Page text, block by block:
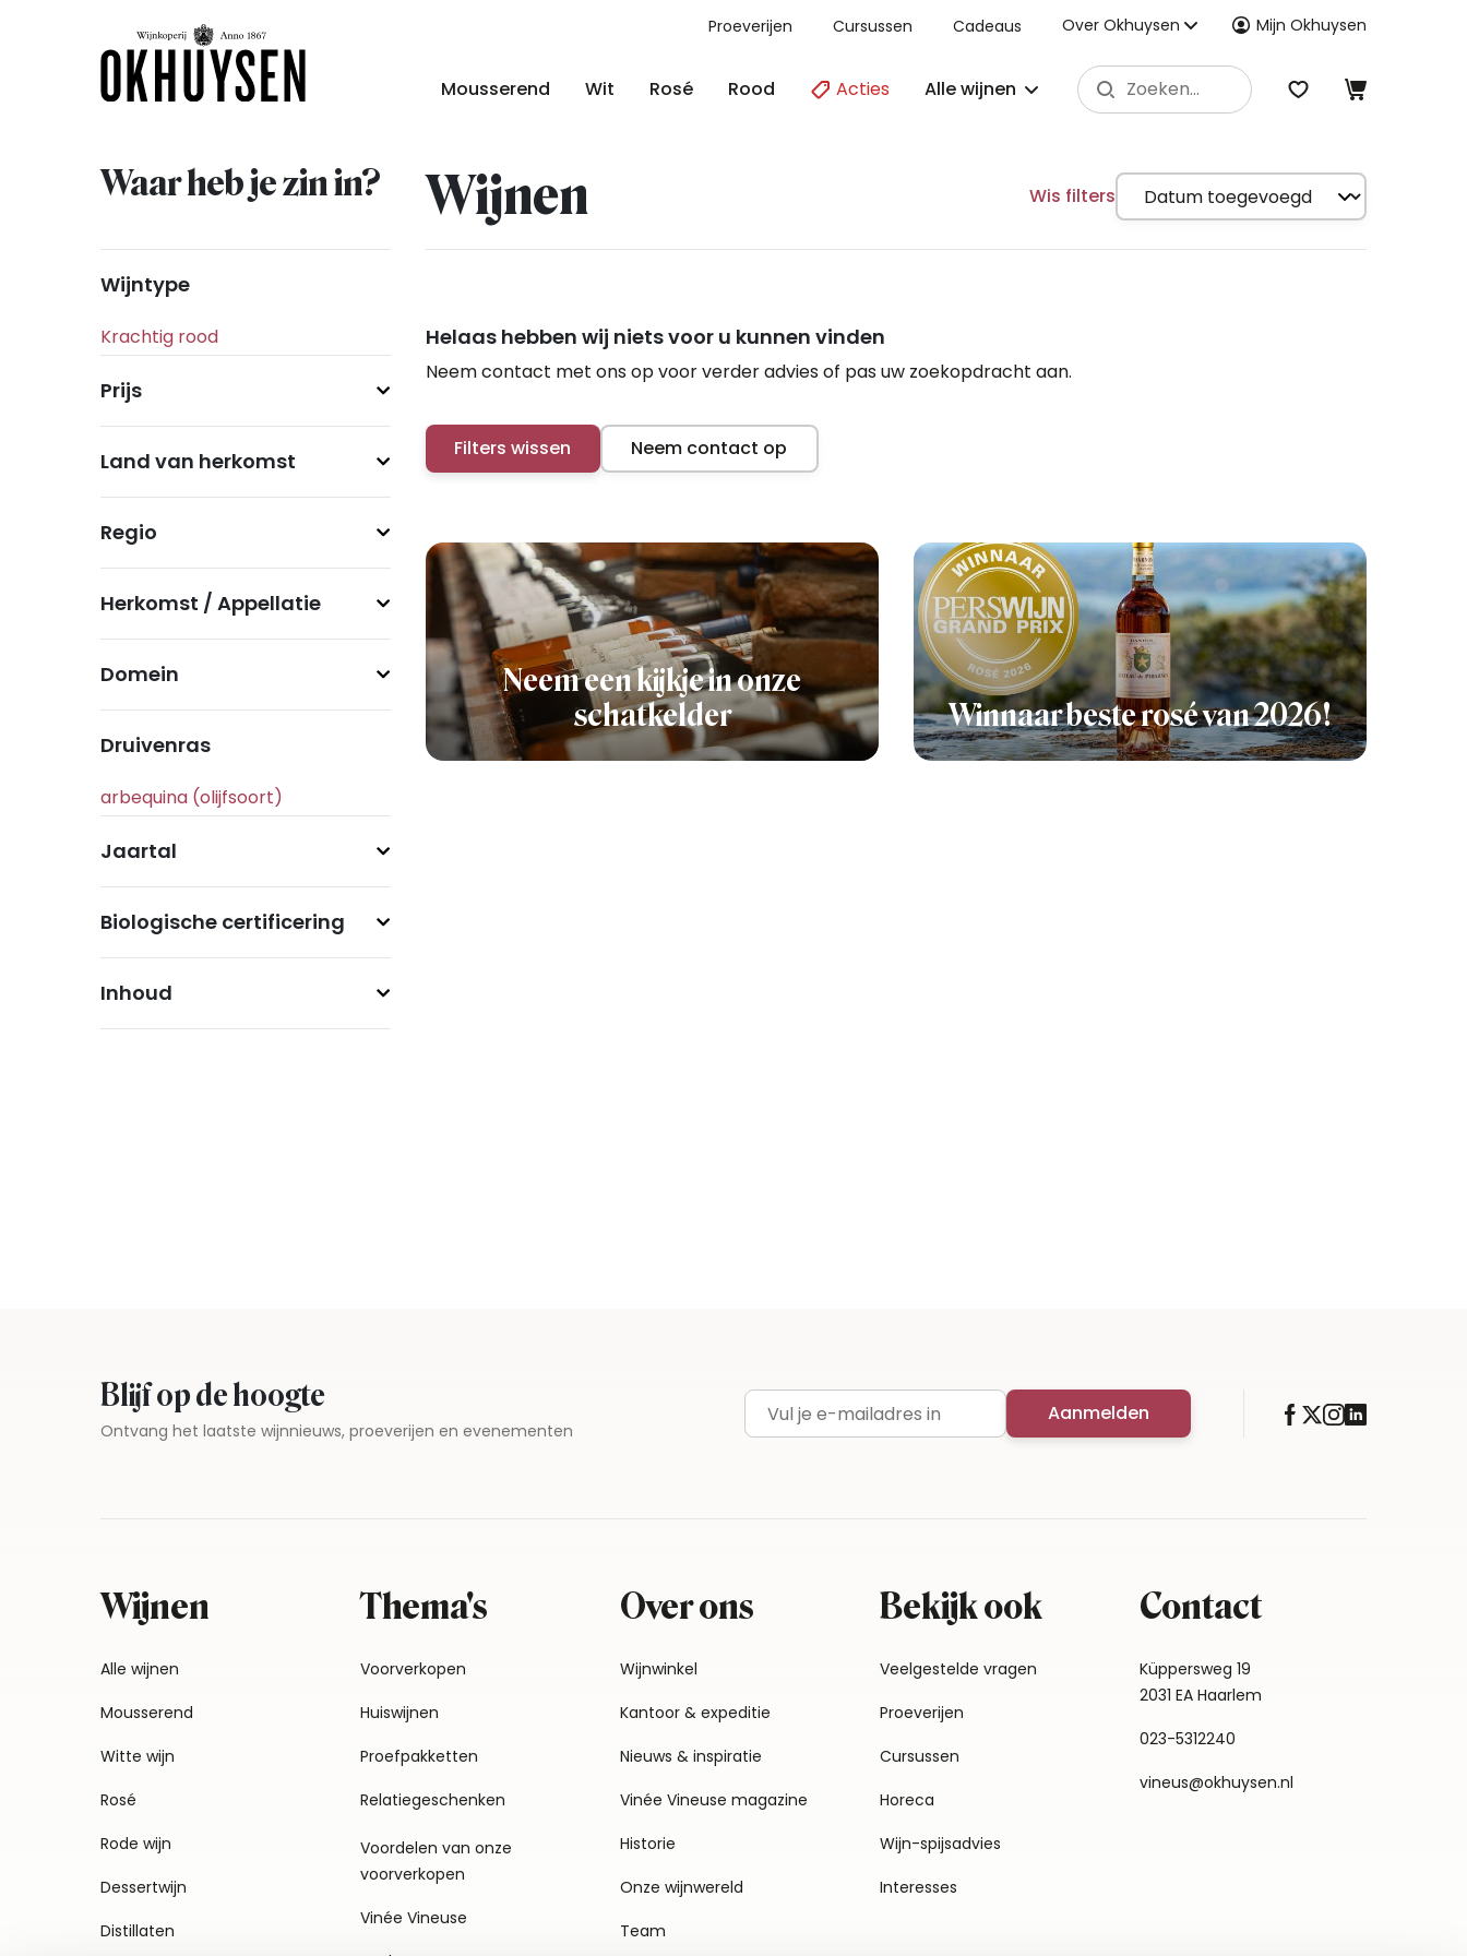
Proeverijen Cursussen Cadeaus Over Okhuysen Mijn Okhuysen
Mousserend Wit Rosé Rood Acties Alle wijnen
Waar heb je zin in? Wijnen Wis filters
Wijntype
Prijs
Land van herkomst
Regio
Herkomst / Appellatie
Domein
Druivenras
Jaartal
Biologische certificering
Inhoud
Helaas hebben wij niets voor u kunnen vinden
Neem contact met ons op voor verder advies of pas uw zoekopdracht aan.
Filters wissen Neem contact op
Neem een kijkje in onze
schatkelder
Winnaar beste rosé van 2026!
Blijf op de hoogte
Ontvang het laatste wijnnieuws, proeverijen en evenementen E-mailadres Aanmelden
Wijnen
Alle wijnen
Mousserend
Witte wijn
Rosé
Rode wijn
Dessertwijn
Distillaten
Thema's
Voorverkopen
Huiswijnen
Proefpakketten
Relatiegeschenken
Voordelen van onze
voorverkopen
Vinée Vineuse
Over ons
Wijnwinkel
Kantoor & expeditie
Nieuws & inspiratie
Vinée Vineuse magazine
Historie
Onze wijnwereld
Team
Bekijk ook
Veelgestelde vragen
Proeverijen
Cursussen
Horeca
Wijn-spijsadvies
Interesses
Contact
Küppersweg 19
2031 EA Haarlem
023-5312240
vineus@okhuysen.nl